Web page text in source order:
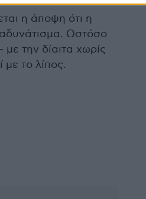
η άποψη ότι η
Ωστόσο
την δίαιτα χωρίς
το λίπος.